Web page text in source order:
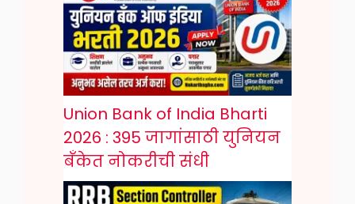
Union Bank of India Bharti
2026 : 395 जागांसाठी युनियन
बँकेत नोकरीची संधी